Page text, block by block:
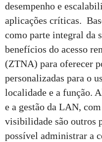
desempenho e
aplicações críticas.
como parte integral da
benefícios do acesso
(ZTNA) para oferecer
personalizadas para o
localidade e a função.
e a gestão da LAN,
visibilidade são outros
possível administrar a